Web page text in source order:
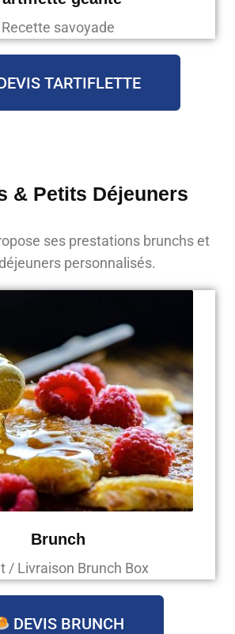
Recette savoyade
TARTIFLETTE
& Petits Déjeuners
ses prestations brunchs et
personnalisés.
Brunch
/ Livraison Brunch Box
DEVIS BRUNCH